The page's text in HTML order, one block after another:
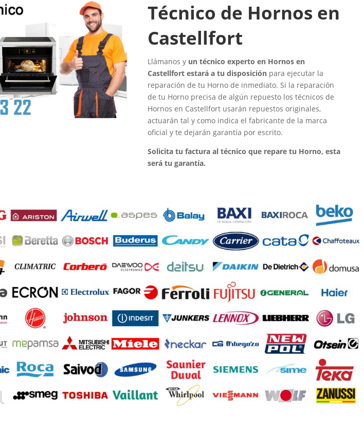
Técnico de Hornos en
Castellfort
Llámanos y un técnico experto en Hornos en
Castellfort estará a tu disposiciónpara ejecutar la
reparación de tu Horno de inmediato. Si la reparación
de tu Horno precisa de algún repuesto los técnicos de
Hornos en Castellfort usarán repuestos originales,
actuarán tal y como indica el fabricante de la marca
oficial y te dejarán garantía por escrito.
Solicita tu factura al técnico que repare tu Horno, esta
será tu garantía.